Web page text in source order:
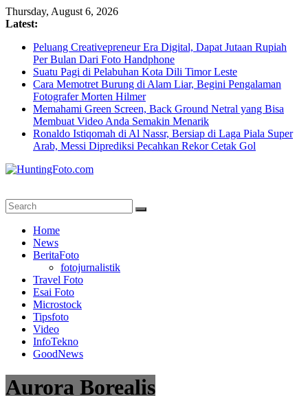
Skip
to
Thursday, August 6, 2026
Latest:
Peluang Creativepreneur Era Digital, Dapat Jutaan Rupiah
Per Bulan Dari Foto Handphone
Suatu Pagi di Pelabuhan Kota Dili Timor Leste
Cara Memotret Burung di Alam Liar, Begini Pengalaman
Fotografer Morten Hilmer
Memahami Green Screen, Back Ground Netral yang Bisa
Membuat Video Anda Semakin Menarik
Ronaldo Istiqomah di Al Nassr, Bersiap di Laga Piala Super
Arab, Messi Diprediksi Pecahkan Rekor Cetak Gol
Berita
Fotografi
Terpercaya
Home
News
BeritaFoto
fotojurnalistik
Travel Foto
Esai Foto
Microstock
Tipsfoto
Video
InfoTekno
GoodNews
Aurora Borealis